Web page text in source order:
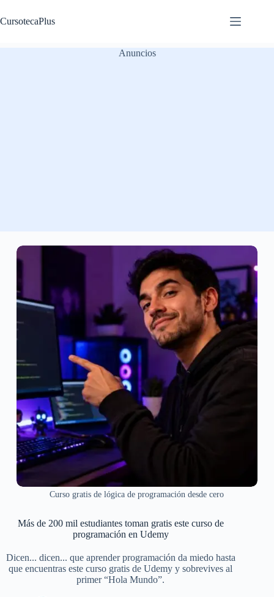
al
contenido
CursotecaPlus
Anuncios
Curso gratis de lógica de programación desde cero
Más de 200 mil estudiantes toman gratis este curso de
programación en Udemy
Dicen... dicen... que aprender programación da miedo hasta
que encuentras este curso gratis de Udemy y sobrevives al
primer “Hola Mundo”.